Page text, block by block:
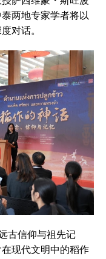
两地专家学者将以
对话。
古信仰与祖先记
现代文明中的稻作